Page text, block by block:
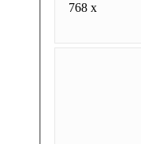
768 x